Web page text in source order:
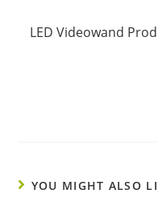
LED Videowand
YOU MIGHT ALSO